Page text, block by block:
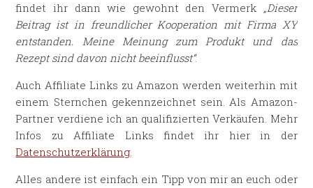
findet ihr dann wie gewohnt den Vermerk „Dieser
Beitrag ist in freundlicher Kooperation mit Firma XY
entstanden. Meine Meinung zum Produkt und das
Rezept sind davon nicht beeinflusst“.
Auch Affiliate Links zu Amazon werden weiterhin mit
einem Sternchen gekennzeichnet sein. Als Amazon-
Partner verdiene ich an qualifizierten Verkäufen. Mehr
Infos zu Affiliate Links findet ihr hier in der
Datenschutzerklärung.
Alles andere ist einfach ein Tipp von mir an euch oder